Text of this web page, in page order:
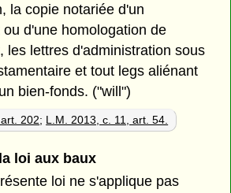
la copie notariée d'un
ou d'une homologation de
les lettres d'administration sous
et tout legs aliénant
bien-fonds. ("will")
202; L.M. 2013, c. 11, art. 54.
loi aux baux
loi ne s'applique pas